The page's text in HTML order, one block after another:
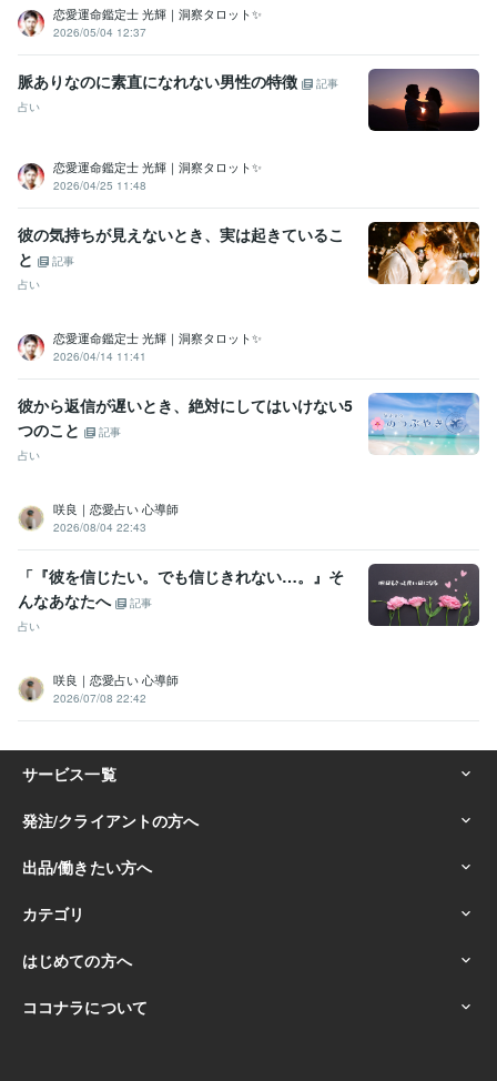
恋愛運命鑑定士 光輝｜洞察タロット✨️
2026/05/04 12:37
脈ありなのに素直になれない男性の特徴
記事
占い
恋愛運命鑑定士 光輝｜洞察タロット✨️
2026/04/25 11:48
彼の気持ちが見えないとき、実は起きているこ
と
記事
占い
恋愛運命鑑定士 光輝｜洞察タロット✨️
2026/04/14 11:41
彼から返信が遅いとき、絶対にしてはいけない5
つのこと
記事
占い
咲良｜恋愛占い 心導師
2026/08/04 22:43
「『彼を信じたい。でも信じきれない…。』そ
んなあなたへ
記事
占い
咲良｜恋愛占い 心導師
2026/07/08 22:42